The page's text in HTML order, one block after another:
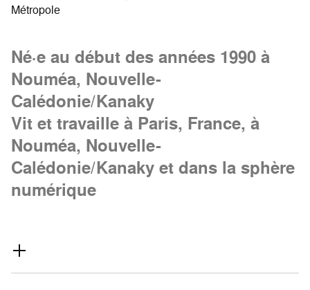
Métropole
Né·e au début des années 1990 à
Nouméa, Nouvelle-
Calédonie/Kanaky
Vit et travaille à Paris, France, à
Nouméa, Nouvelle-
Calédonie/Kanaky et dans la sphère
numérique